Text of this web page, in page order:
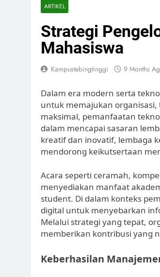
ARTIKEL
Strategi
Mahasiswa
Kampustebingtinggi 9 Months
Dalam era modern serta
untuk memajukan
maksimal, pemanfaatan
dalam mencapai sasaran
kreatif dan inovatif, lembaga
mendorong keikutsertaan
Acara seperti ceramah,
menyediakan manfaat
student. Di dalam konteks
digital untuk menyebarkan
Melalui strategi yang tepat,
memberikan kontribusi yang
Keberhasilan